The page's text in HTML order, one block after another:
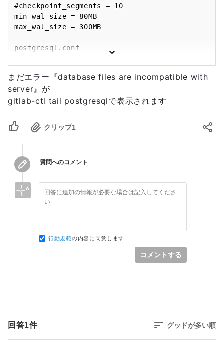
trace)
Error executing action `run` on resource
#checkpoint_segments = 10
min_wal_size = 80MB
max_wal_size = 300MB
postgresql.conf
unix_socket_directories =
まだエラー『database files are incompatible with
server』が
gitlab-ctl tail postgresqlで表示されます
クリップ1
質問へのコメント
行動規範の内容に同意します
コメントする
回答1件 グッドが多い順